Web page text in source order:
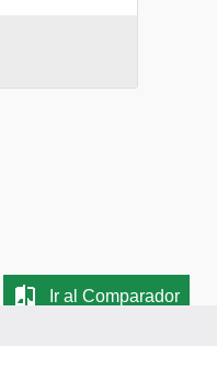
Ir al Comparador